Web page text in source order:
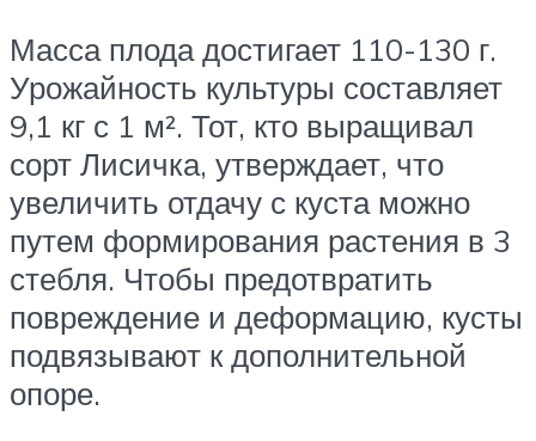
Масса плода достигает 110-130 г.
Урожайность культуры составляет
9,1 кг с 1 м². Тот, кто выращивал
сорт Лисичка, утверждает, что
увеличить отдачу с куста можно
путем формирования растения в 3
стебля. Чтобы предотвратить
повреждение и деформацию, кусты
подвязывают к дополнительной
опоре.